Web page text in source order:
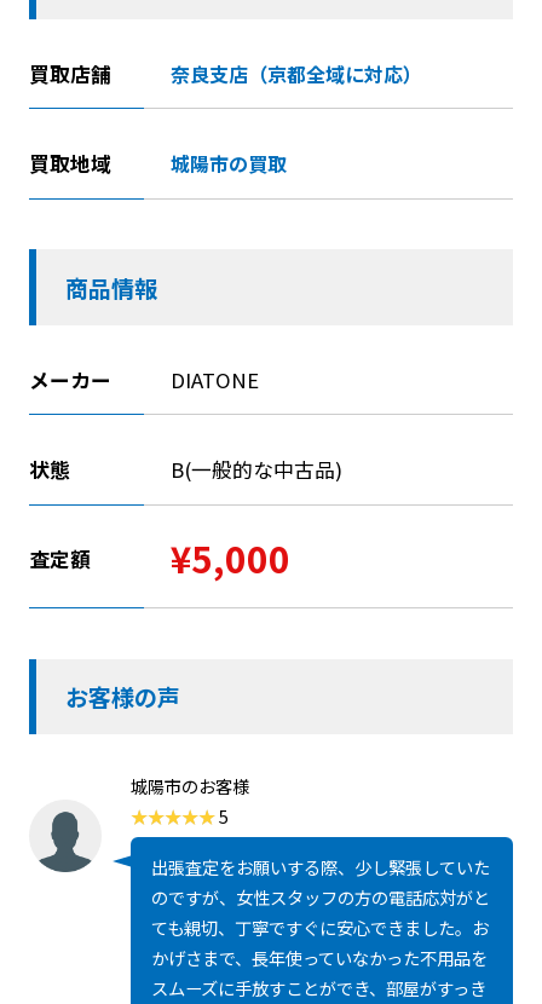
買取店舗 奈良支店（京都全域に対応）
買取地域 城陽市の買取
商品情報
メーカー DIATONE
状態 B(一般的な中古品)
査定額 ¥5,000
お客様の声
城陽市のお客様
5
出張査定をお願いする際、少し緊張していた
のですが、女性スタッフの方の電話応対がと
ても親切、丁寧ですぐに安心できました。お
かげさまで、長年使っていなかった不用品を
スムーズに手放すことができ、部屋がすっき